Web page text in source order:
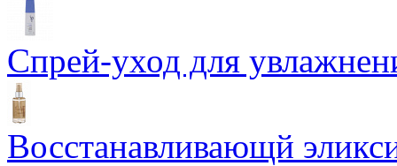
Спрей-уход для
Восстанавливающй